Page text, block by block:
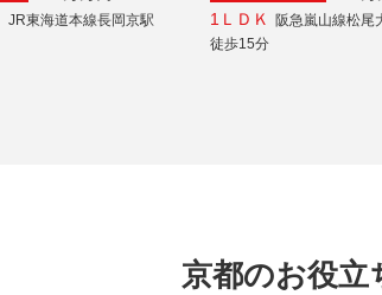
JR東海道本線長岡京駅
1ＬＤＫ 阪急嵐山線松尾
徒歩15分
京都のお役立